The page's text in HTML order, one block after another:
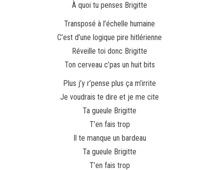
À quoi tu penses Brigitte
Transposé à l’échelle humaine
C’est d’une logique pire hitlérienne
Réveille toi donc Brigitte
Ton cerveau c’pas un huit bits
Plus j’y r’pense plus ça m’irrite
Je voudrais te dire et je me cite
Ta gueule Brigitte
T’en fais trop
Il te manque un bardeau
Ta gueule Brigitte
T’en fais trop